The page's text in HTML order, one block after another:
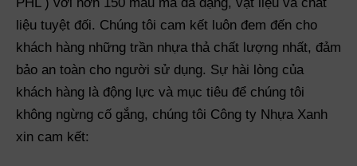
PHL ) với hơn 150 mẫu mã đa dạng, vật liệu và chất
liệu tuyệt đối. Chúng tôi cam kết luôn đem đến cho
khách hàng những trần nhựa thả chất lượng nhất, đảm
bảo an toàn cho người sử dụng. Sự hài lòng của
khách hàng là động lực và mục tiêu để chúng tôi
không ngừng cố gắng, chúng tôi Công ty Nhựa Xanh
xin cam kết: